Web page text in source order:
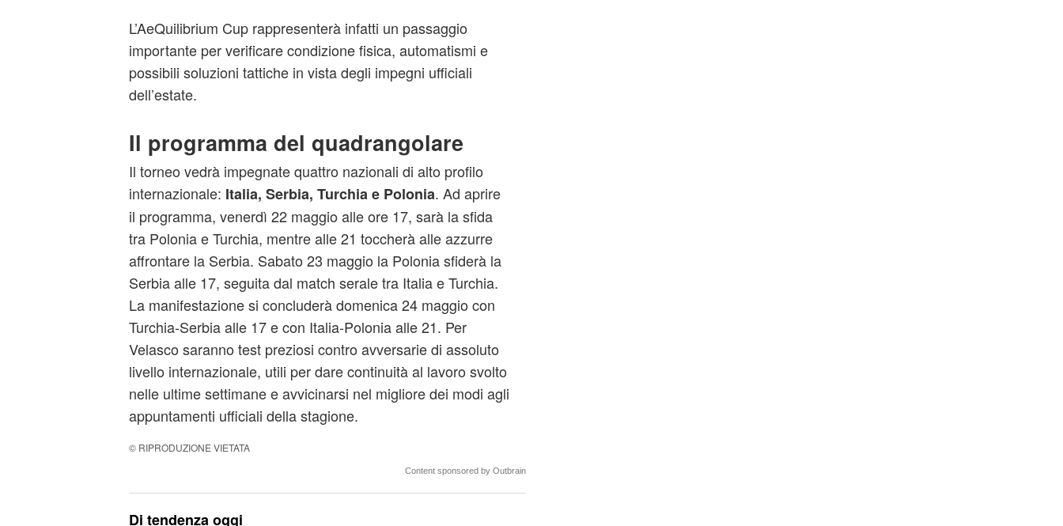
L’AeQuilibrium Cup rappresenterà infatti un passaggio
importante per verificare condizione fisica, automatismi e
possibili soluzioni tattiche in vista degli impegni ufficiali
dell’estate.
Il programma del quadrangolare
Il torneo vedrà impegnate quattro nazionali di alto profilo
internazionale: Italia, Serbia, Turchia e Polonia. Ad aprire
il programma, venerdì 22 maggio alle ore 17, sarà la sfida
tra Polonia e Turchia, mentre alle 21 toccherà alle azzurre
affrontare la Serbia. Sabato 23 maggio la Polonia sfiderà la
Serbia alle 17, seguita dal match serale tra Italia e Turchia.
La manifestazione si concluderà domenica 24 maggio con
Turchia-Serbia alle 17 e con Italia-Polonia alle 21. Per
Velasco saranno test preziosi contro avversarie di assoluto
livello internazionale, utili per dare continuità al lavoro svolto
nelle ultime settimane e avvicinarsi nel migliore dei modi agli
appuntamenti ufficiali della stagione.
© RIPRODUZIONE VIETATA
Content sponsored by Outbrain
Di tendenza oggi